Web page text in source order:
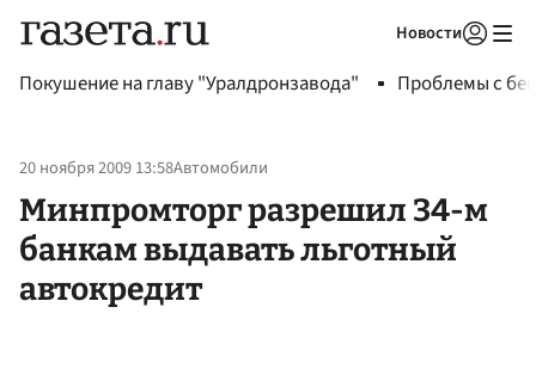
Новости
Покушение на главу "Уралдронзавода" Проблемы с
20 ноября 2009 13:58Автомобили
Минпромторг разрешил 34-м
банкам выдавать льготный
автокредит